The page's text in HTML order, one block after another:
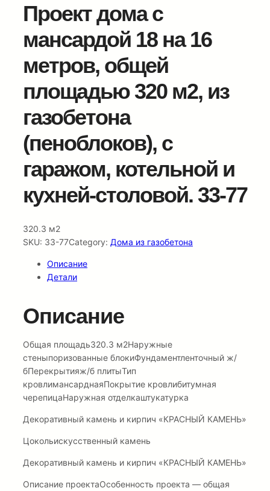
Проект дома с
мансардой 18 на 16
метров, общей
площадью 320 м2, из
газобетона
(пеноблоков), c
гаражом, котельной и
кухней-столовой. 33-77
320.3 м2
SKU: 33-77Category: Дома из газобетона
Описание
Детали
Описание
Общая площадь320.3 м2Наружные
стеныпоризованные блокиФундаментленточный ж/
бПерекрытияж/б плитыТип
кровлимансарднаяПокрытие кровлибитумная
черепицаНаружная отделкаштукатурка
Декоративный камень и кирпич «КРАСНЫЙ КАМЕНЬ»
Цокольискусственный камень
Декоративный камень и кирпич «КРАСНЫЙ КАМЕНЬ»
Описание проектаОсобенность проекта — общая